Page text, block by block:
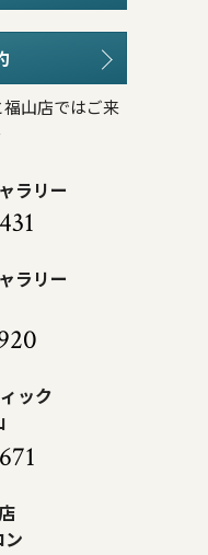
山店ではご来
ラリー
ラリー
ック
ン